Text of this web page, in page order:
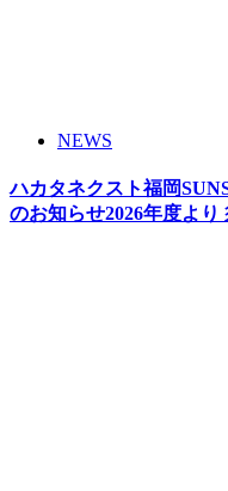
NEWS
ハカタネクスト福岡
のお知らせ2026年度よ